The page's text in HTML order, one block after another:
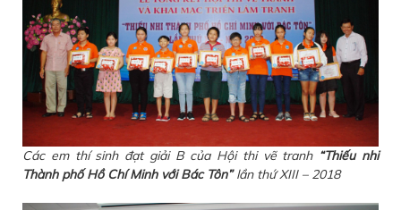
Các em thí sinh đạt giải B của Hội thi vẽ tranh“Thiếu nhi
Thành phố Hồ Chí Minh với Bác Tôn”lần thứ XIII – 2018